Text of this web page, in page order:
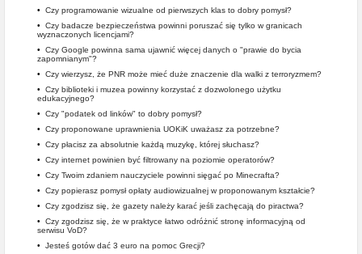
• Czy programowanie wizualne od pierwszych klas to dobry pomysł?
• Czy badacze bezpieczeństwa powinni poruszać się tylko w granicach
wyznaczonych licencjami?
• Czy Google powinna sama ujawnić więcej danych o "prawie do bycia
zapomnianym"?
• Czy wierzysz, że PNR może mieć duże znaczenie dla walki z terroryzmem?
• Czy biblioteki i muzea powinny korzystać z dozwolonego użytku
edukacyjnego?
• Czy "podatek od linków" to dobry pomysł?
• Czy proponowane uprawnienia UOKiK uważasz za potrzebne?
• Czy płacisz za absolutnie każdą muzykę, której słuchasz?
• Czy internet powinien być filtrowany na poziomie operatorów?
• Czy Twoim zdaniem nauczyciele powinni sięgać po Minecrafta?
• Czy popierasz pomysł opłaty audiowizualnej w proponowanym kształcie?
• Czy zgodzisz się, że gazety należy karać jeśli zachęcają do piractwa?
• Czy zgodzisz się, że w praktyce łatwo odróżnić stronę informacyjną od
serwisu VoD?
• Jesteś gotów dać 3 euro na pomoc Grecji?